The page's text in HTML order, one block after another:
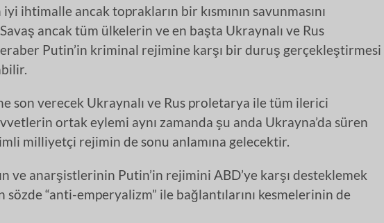
ihtimalle ancak toprakların bir kısmının savunmasını
ancak tüm ülkelerin ve en başta Ukraynalı ve Rus
Putin’in kriminal rejimine karşı bir duruş gerçekleştirmesi
son verecek Ukraynalı ve Rus proletarya ile tüm ilerici
ortak eylemi aynı zamanda şu anda Ukrayna’da süren
milliyetçi rejimin de sonu anlamına gelecektir.
ve anarşistlerinin Putin’in rejimini ABD’ye karşı desteklemek
sözde “anti-emperyalizm” ile bağlantılarını kesmelerinin de